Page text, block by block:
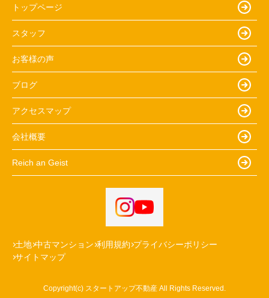
トップページ
スタッフ
お客様の声
ブログ
アクセスマップ
会社概要
Reich an Geist
土地 中古マンション 利用規約 プライバシーポリシー
サイトマップ
Copyright(c) スタートアップ不動産 All Rights Reserved.